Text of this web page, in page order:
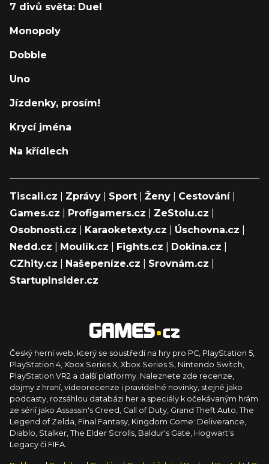
7 divů světa: Duel
Monopoly
Dobble
Uno
Jízdenky, prosím!
Krycí jména
Na křídlech
Tiscali.cz Zprávy Sport Ženy Cestování|
Games.cz
Profigamers.cz ZeStolu.cz
Osobnosti.cz
Karaoketexty.cz Úschovna.cz
Nedd.cz
Moulík.cz Fights.cz Dokina.cz
CZhity.cz
Našepeníze.cz Srovnám.cz
StartupInsider.cz
Český herní web, který se soustředí na hry pro PC, PlayStation 5,
PlayStation 4, Xbox Series X, Xbox Series S, Nintendo Switch,
PlayStation VR2 a další platformy. Naleznete zde recenze,
dojmy z hraní, videorecenze i pravidelné novinky, stejně jako
podcasty, rozsáhlou databázi her a speciály k očekávaným hrám
ze sérií jako Assassin's Creed, Call of Duty, Grand Theft Auto, The
Legend of Zelda, Final Fantasy, Kingdom Come: Deliverance,
Diablo, Stalker, The Elder Scrolls, Baldur's Gate, Hogwart's
Legacy či FIFA.